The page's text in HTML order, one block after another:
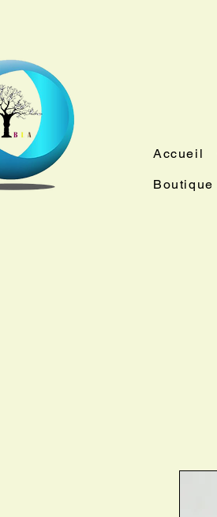
Accueil
Boutique